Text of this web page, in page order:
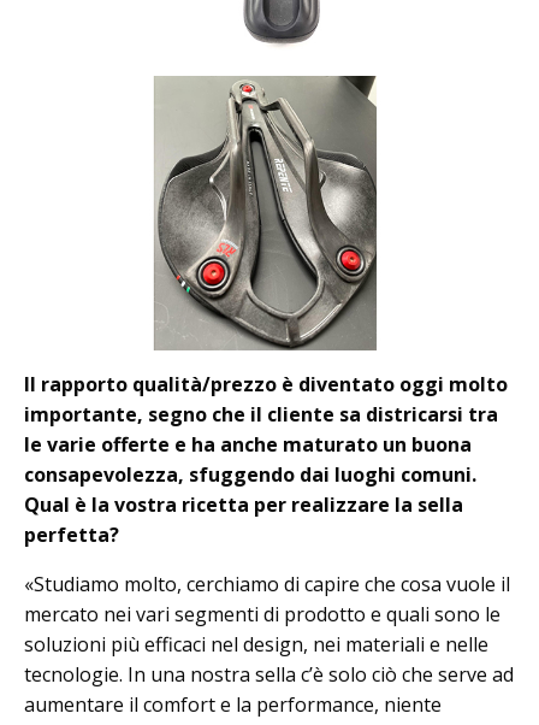
Il rapporto qualità/prezzo è diventato oggi molto
importante, segno che il cliente sa districarsi tra
le varie offerte e ha anche maturato un buona
consapevolezza, sfuggendo dai luoghi comuni.
Qual è la vostra ricetta per realizzare la sella
perfetta?
«Studiamo molto, cerchiamo di capire che cosa vuole il
mercato nei vari segmenti di prodotto e quali sono le
soluzioni più efficaci nel design, nei materiali e nelle
tecnologie. In una nostra sella c’è solo ciò che serve ad
aumentare il comfort e la performance, niente